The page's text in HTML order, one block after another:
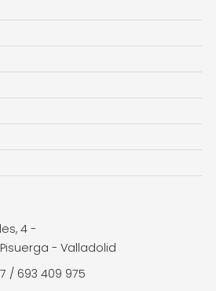
4 -
- Valladolid
/ 693 409 975